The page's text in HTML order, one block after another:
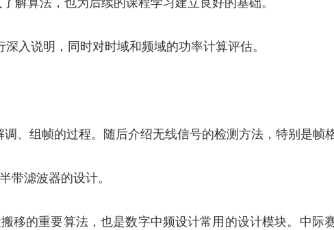
入说明，同时对时域和频域的功率计算评估。
、组帧的过程。随后介绍无线信号的检测方法，特别是帧
带滤波器的设计。
移的重要算法，也是数字中频设计常用的设计模块。中际